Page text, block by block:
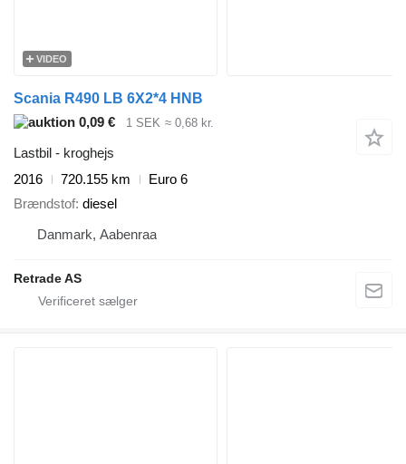
VIDEO
Scania R490 LB 6X2*4 HNB
0,09 €
1 SEK ≈ 0,68 kr.
Lastbil - kroghejs
2016
720.155 km
Euro 6
Brændstof diesel
Danmark, Aabenraa
Retrade AS